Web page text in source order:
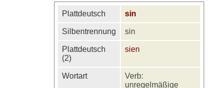
Plattdeutsch sin
Silbentrennung sin
Plattdeutsch
(2)
sien
Wortart
Verb:
unregelmäßige